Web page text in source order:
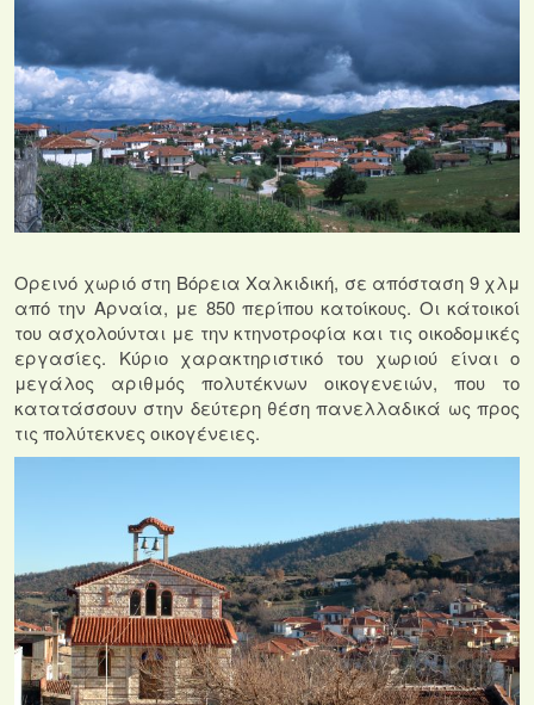
Ορεινό χωριό στη Βόρεια Χαλκιδική, σε απόσταση 9 χλμ
από την Αρναία, με 850 περίπου κατοίκους. Οι κάτοικοί
του ασχολούνται με την κτηνοτροφία και τις οικοδομικές
εργασίες.
Κύριο χαρακτηριστικό του χωριού είναι ο
μεγάλος αριθμός πολυτέκνων οικογενειών, που το
κατατάσσουν στην δεύτερη θέση πανελλαδικά ως προς
τις πολύτεκνες οικογένειες.